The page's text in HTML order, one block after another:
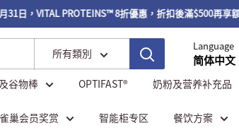
31日，VITAL PROTEINS™ 8折優惠，折扣後滿$500再享額
所有類別
Language
简体中文
谷物棒 OPTIFAST® 奶粉及营养补充品
巢会员奖赏 智能柜专区 餐饮方案